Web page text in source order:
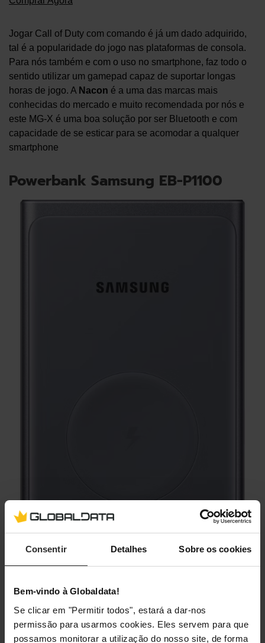
Consentir Detalhes Sobre os cookies
Bem-vindo à Globaldata!
Se clicar em "Permitir todos", estará a dar-nos
permissão para usarmos cookies. Eles servem para que
possamos monitorar a utilização do nosso site, de forma
Jogar Call of Duty com comando é já um dado adquirido,
tal é a popularidade do jogo nas plataformas de consola.
Para nós também e com o uso no smartphone, faz todo o
sentido utilizar um gamepad capaz de suportar longas
horas de jogo. A Nacon é a uma das marcas mais
conhecidas do mercado e muito recomendada por nós e
este MG-X é uma boa solução por ser Bluetooth e com
capacidade de se esticar para se acomodar a qualquer
smartphone
Powerbank Samsung EB-P1100